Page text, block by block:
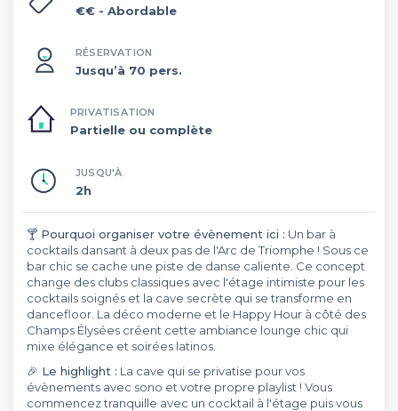
€€ - Abordable
RÉSERVATION
Jusqu’à 70 pers.
PRIVATISATION
Partielle ou complète
JUSQU'À
2h
🍸 Pourquoi organiser votre évènement ici : Un bar à
cocktails dansant à deux pas de l'Arc de Triomphe ! Sous ce
bar chic se cache une piste de danse caliente. Ce concept
change des clubs classiques avec l'étage intimiste pour les
cocktails soignés et la cave secrète qui se transforme en
dancefloor. La déco moderne et le Happy Hour à côté des
Champs Élysées créent cette ambiance lounge chic qui
mixe élégance et soirées latinos.
🎉 Le highlight : La cave qui se privatise pour vos
évènements avec sono et votre propre playlist ! Vous
commencez tranquille avec un cocktail à l'étage puis vous